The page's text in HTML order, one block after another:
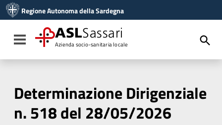
Vai al menu di navigazione
Vai al footer
Regione Autonoma della Sardegna
Toggle navigation
ASLSassari
Azienda socio-sanitaria locale
Determinazione Dirigenziale
n. 518 del 28/05/2026